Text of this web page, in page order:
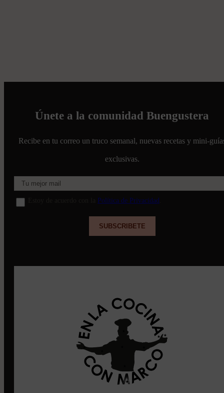
Únete a la comunidad Buengustera
Recibe en tu correo un truco semanal, nuevas recetas y mini-
exclusivas.
Política de Privacidad